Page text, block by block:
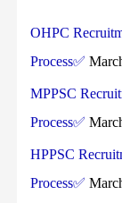
OHPC
Process✅
MPPSC
Process✅
HPPSC
Process✅